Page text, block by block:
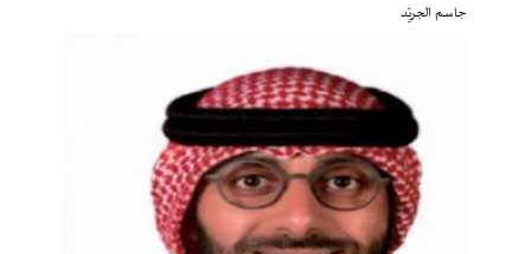
جاسم الجريّد